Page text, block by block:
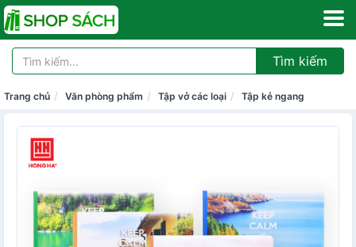
Tìm kiếm
Trang chủ Văn phòng phẩm Tập vở các loại Tập kẻ ngang